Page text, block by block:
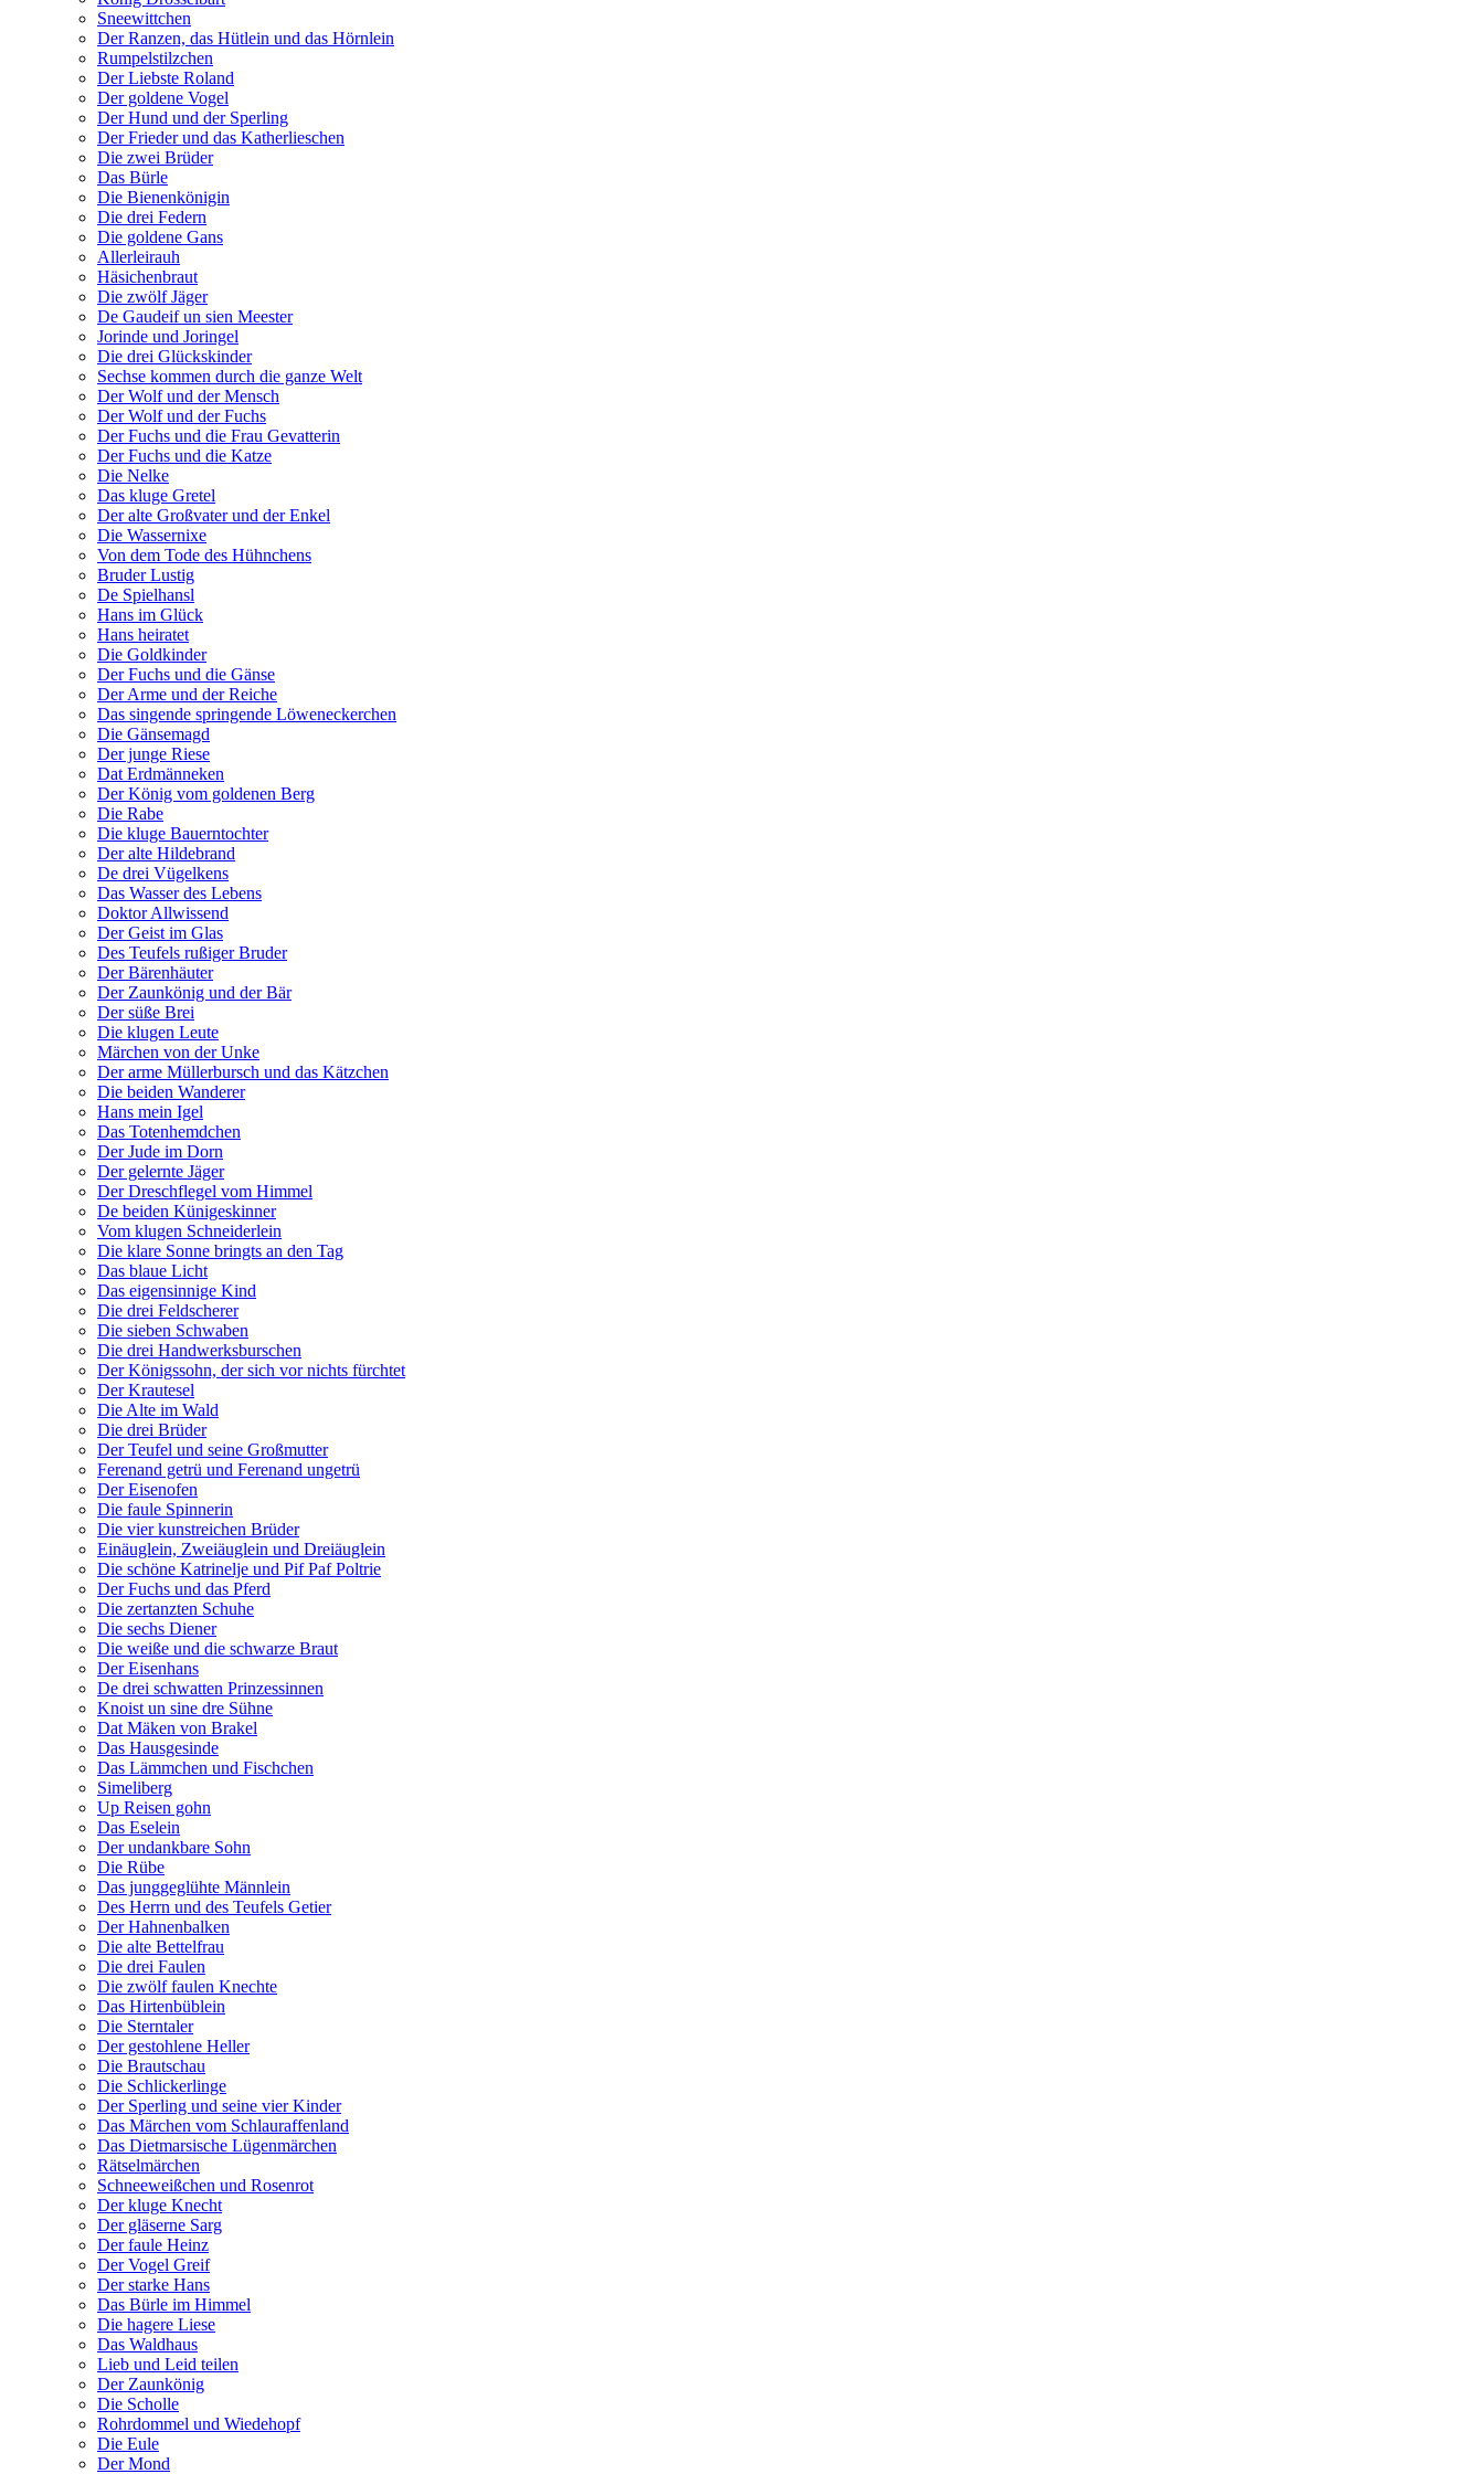
Sneewittchen
Der Ranzen, das Hütlein und das Hörnlein
Rumpelstilzchen
Der Liebste Roland
Der goldene Vogel
Der Hund und der Sperling
Der Frieder und das Katherlieschen
Die zwei Brüder
Das Bürle
Die Bienenkönigin
Die drei Federn
Die goldene Gans
Allerleirauh
Häsichenbraut
Die zwölf Jäger
De Gaudeif un sien Meester
Jorinde und Joringel
Die drei Glückskinder
Sechse kommen durch die ganze Welt
Der Wolf und der Mensch
Der Wolf und der Fuchs
Der Fuchs und die Frau Gevatterin
Der Fuchs und die Katze
Die Nelke
Das kluge Gretel
Der alte Großvater und der Enkel
Die Wassernixe
Von dem Tode des Hühnchens
Bruder Lustig
De Spielhansl
Hans im Glück
Hans heiratet
Die Goldkinder
Der Fuchs und die Gänse
Der Arme und der Reiche
Das singende springende Löweneckerchen
Die Gänsemagd
Der junge Riese
Dat Erdmänneken
Der König vom goldenen Berg
Die Rabe
Die kluge Bauerntochter
Der alte Hildebrand
De drei Vügelkens
Das Wasser des Lebens
Doktor Allwissend
Der Geist im Glas
Des Teufels rußiger Bruder
Der Bärenhäuter
Der Zaunkönig und der Bär
Der süße Brei
Die klugen Leute
Märchen von der Unke
Der arme Müllerbursch und das Kätzchen
Die beiden Wanderer
Hans mein Igel
Das Totenhemdchen
Der Jude im Dorn
Der gelernte Jäger
Der Dreschflegel vom Himmel
De beiden Künigeskinner
Vom klugen Schneiderlein
Die klare Sonne bringts an den Tag
Das blaue Licht
Das eigensinnige Kind
Die drei Feldscherer
Die sieben Schwaben
Die drei Handwerksburschen
Der Königssohn, der sich vor nichts fürchtet
Der Krautesel
Die Alte im Wald
Die drei Brüder
Der Teufel und seine Großmutter
Ferenand getrü und Ferenand ungetrü
Der Eisenofen
Die faule Spinnerin
Die vier kunstreichen Brüder
Einäuglein, Zweiäuglein und Dreiäuglein
Die schöne Katrinelje und Pif Paf Poltrie
Der Fuchs und das Pferd
Die zertanzten Schuhe
Die sechs Diener
Die weiße und die schwarze Braut
Der Eisenhans
De drei schwatten Prinzessinnen
Knoist un sine dre Sühne
Dat Mäken von Brakel
Das Hausgesinde
Das Lämmchen und Fischchen
Simeliberg
Up Reisen gohn
Das Eselein
Der undankbare Sohn
Die Rübe
Das junggeglühte Männlein
Des Herrn und des Teufels Getier
Der Hahnenbalken
Die alte Bettelfrau
Die drei Faulen
Die zwölf faulen Knechte
Das Hirtenbüblein
Die Sterntaler
Der gestohlene Heller
Die Brautschau
Die Schlickerlinge
Der Sperling und seine vier Kinder
Das Märchen vom Schlauraffenland
Das Dietmarsische Lügenmärchen
Rätselmärchen
Schneeweißchen und Rosenrot
Der kluge Knecht
Der gläserne Sarg
Der faule Heinz
Der Vogel Greif
Der starke Hans
Das Bürle im Himmel
Die hagere Liese
Das Waldhaus
Lieb und Leid teilen
Der Zaunkönig
Die Scholle
Rohrdommel und Wiedehopf
Die Eule
Der Mond